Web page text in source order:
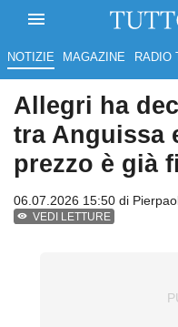
NOTIZIE MAGAZINE RADIO
Allegri ha
tra Anguissa
prezzo è già
06.07.2026 15:50 di
VEDI LETTURE